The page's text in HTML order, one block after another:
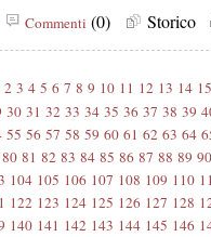
Commenti (0) Storico
2 3 4 5 6 7 8 9 10 11 12 13 14 15
30 31 32 33 34 35 36 37 38 39
55 56 57 58 59 60 61 62 63 64
80 81 82 83 84 85 86 87 88 89 90
104 105 106 107 108 109 110
122 123 124 125 126 127 128
140 141 142 143 144 145 146